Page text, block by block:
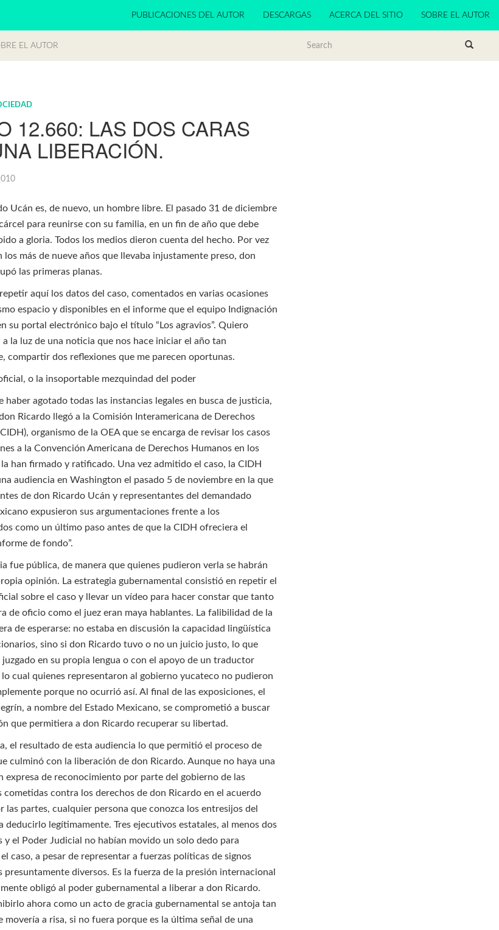
PUBLICACIONES DEL AUTOR DESCARGAS ACERCA DEL SITIO SOBRE EL AUTOR
EL AUTOR
12.660: LAS DOS CARAS
LIBERACIÓN.
Ucán es, de nuevo, un hombre libre. El pasado 31 de diciembre
para reunirse con su familia, en un fin de año que debe
a gloria. Todos los medios dieron cuenta del hecho. Por vez
los más de nueve años que llevaba injustamente preso, don
las primeras planas.
aquí los datos del caso, comentados en varias ocasiones
espacio y disponibles en el informe que el equipo Indignación
su portal electrónico bajo el título “Los agravios”. Quiero
a la luz de una noticia que nos hace iniciar el año tan
compartir dos reflexiones que me parecen oportunas.
o la insoportable mezquindad del poder
haber agotado todas las instancias legales en busca de justicia,
Ricardo llegó a la Comisión Interamericana de Derechos
organismo de la OEA que se encarga de revisar los casos
a la Convención Americana de Derechos Humanos en los
la han firmado y ratificado. Una vez admitido el caso, la CIDH
audiencia en Washington el pasado 5 de noviembre en la que
de don Ricardo Ucán y representantes del demandado
expusieron sus argumentaciones frente a los
como un último paso antes de que la CIDH ofreciera el
de fondo”.
fue pública, de manera que quienes pudieron verla se habrán
opinión. La estrategia gubernamental consistió en repetir el
sobre el caso y llevar un vídeo para hacer constar que tanto
de oficio como el juez eran maya hablantes. La falibilidad de la
de esperarse: no estaba en discusión la capacidad lingüística
sino si don Ricardo tuvo o no un juicio justo, lo que
juzgado en su propia lengua o con el apoyo de un traductor
cual quienes representaron al gobierno yucateco no pudieron
porque no ocurrió así. Al final de las exposiciones, el
a nombre del Estado Mexicano, se comprometió a buscar
que permitiera a don Ricardo recuperar su libertad.
el resultado de esta audiencia lo que permitió el proceso de
culminó con la liberación de don Ricardo. Aunque no haya una
expresa de reconocimiento por parte del gobierno de las
cometidas contra los derechos de don Ricardo en el acuerdo
las partes, cualquier persona que conozca los entresijos del
deducirlo legítimamente. Tres ejecutivos estatales, al menos dos
y el Poder Judicial no habían movido un solo dedo para
caso, a pesar de representar a fuerzas políticas de signos
presuntamente diversos. Es la fuerza de la presión internacional
obligó al poder gubernamental a liberar a don Ricardo.
ahora como un acto de gracia gubernamental se antoja tan
movería a risa, si no fuera porque es la última señal de una